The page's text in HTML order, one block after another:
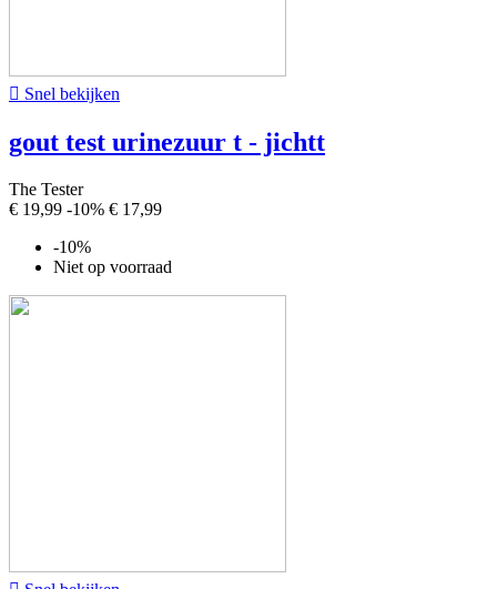
 Snel bekijken
gout test urinezuur t - jichtt
The Tester
€ 19,99 -10% € 17,99
-10%
Niet op voorraad